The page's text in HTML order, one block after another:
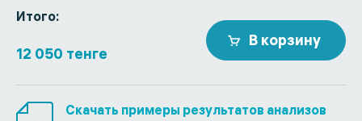
Итого:
12 050 тенге
В корзину
Скачать примеры результатов анализов